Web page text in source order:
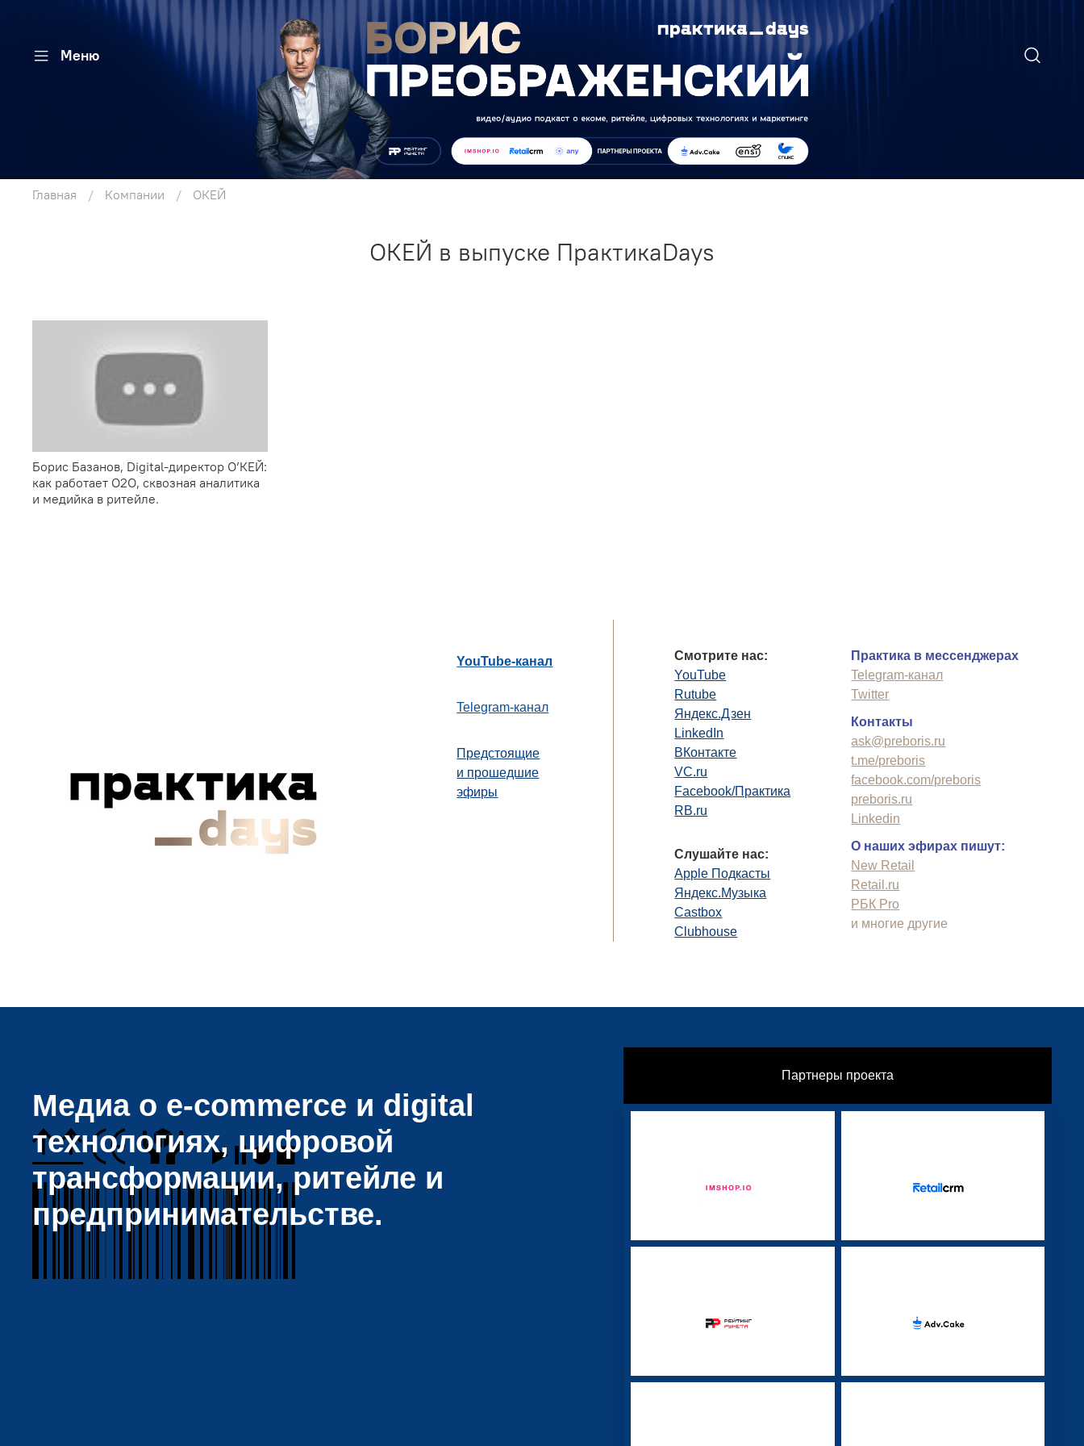
Меню
Главная Компании ОКЕЙ
ОКЕЙ в выпуске ПрактикаDays
Борис Базанов, Digital-директор О’КЕЙ:
как работает O2O, сквозная аналитика
и медийка в ритейле.
YouTube-канал
Telegram-канал
Предстоящие
и прошедшие
эфиры
Смотрите нас:
YouTube
Rutube
Яндекс.Дзен
LinkedIn
ВКонтакте
VC.ru
Facebook/Практика
RB.ru
Слушайте нас:
Apple Подкасты
Яндекс.Музыка
Castbox
Clubhouse
Практика в мессенджерах
Telegram-канал
Twitter
Контакты
ask@preboris.ru
t.me/preboris
facebook.com/preboris
preboris.ru
Linkedin
О наших эфирах пишут:
New Retail
Retail.ru
РБК Pro
и многие другие
Партнеры проекта
Медиа о e-commerce и digital
технологиях, цифровой
трансформации, ритейле и
предпринимательстве.